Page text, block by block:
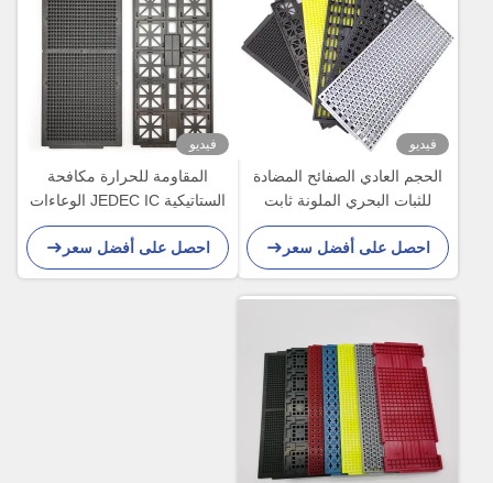
فيديو
الحجم العادي الصفائح المضادة
للثبات البحري الملونة ثابت
الحرارة لمكون IC
احصل على أفضل سعر
فيديو
المقاومة للحرارة مكافحة
الستاتيكية JEDEC IC الوعاءات
المكونات الإلكترونية الوعاء
احصل على أفضل سعر